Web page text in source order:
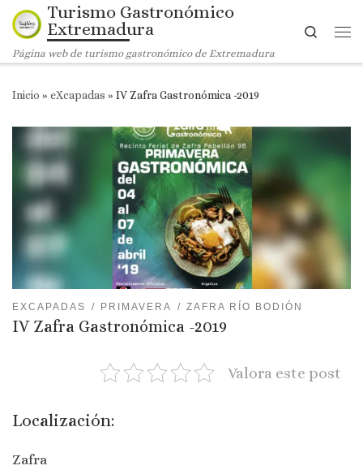
Saltar al contenido
Turismo Gastronómico
Extremadura
Página web de turismo gastronómico de Extremadura
Search
Inicio » eXcapadas » IV Zafra Gastronómica -2019
EXCAPADAS PRIMAVERA ZAFRA RÍO BODIÓN
IV Zafra Gastronómica -2019
Valora este post
Localización:
Zafra